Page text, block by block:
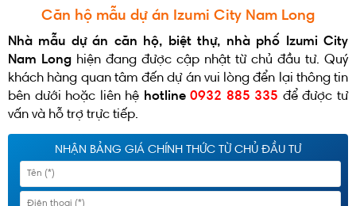
Căn hộ mẫu dự án Izumi City Nam Long
Nhà mẫu dự án căn hộ, biệt thự, nhà phố Izumi City
Nam Long hiện đang được cập nhật từ chủ đầu tư. Quý
khách hàng quan tâm đến dự án vui lòng đển lại thông tin
bên dưới hoặc liên hệ hotline0932 885 335 để được tư
vấn và hỗ trợ trực tiếp.
NHẬN BẢNG GIÁ CHÍNH THỨC TỪ CHỦ ĐẦU TƯ